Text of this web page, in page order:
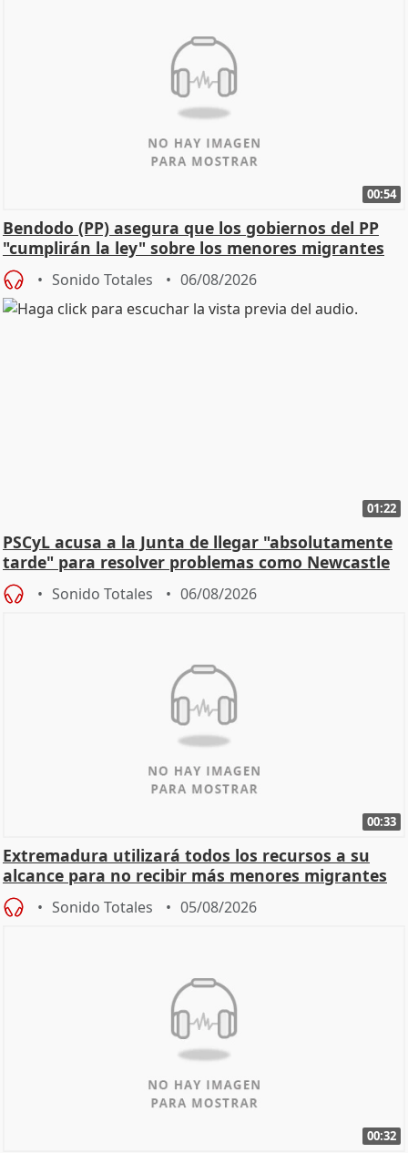
00:54
Bendodo (PP) asegura que los gobiernos del PP
"cumplirán la ley" sobre los menores migrantes
Sonido Totales 06/08/2026
01:22
PSCyL acusa a la Junta de llegar "absolutamente
tarde" para resolver problemas como Newcastle
Sonido Totales 06/08/2026
00:33
Extremadura utilizará todos los recursos a su
alcance para no recibir más menores migrantes
Sonido Totales 05/08/2026
00:32